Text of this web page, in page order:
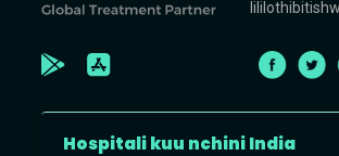
Hospitali kuu nchini India